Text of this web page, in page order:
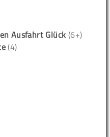
Ausfahrt Glück (6+)
(4)